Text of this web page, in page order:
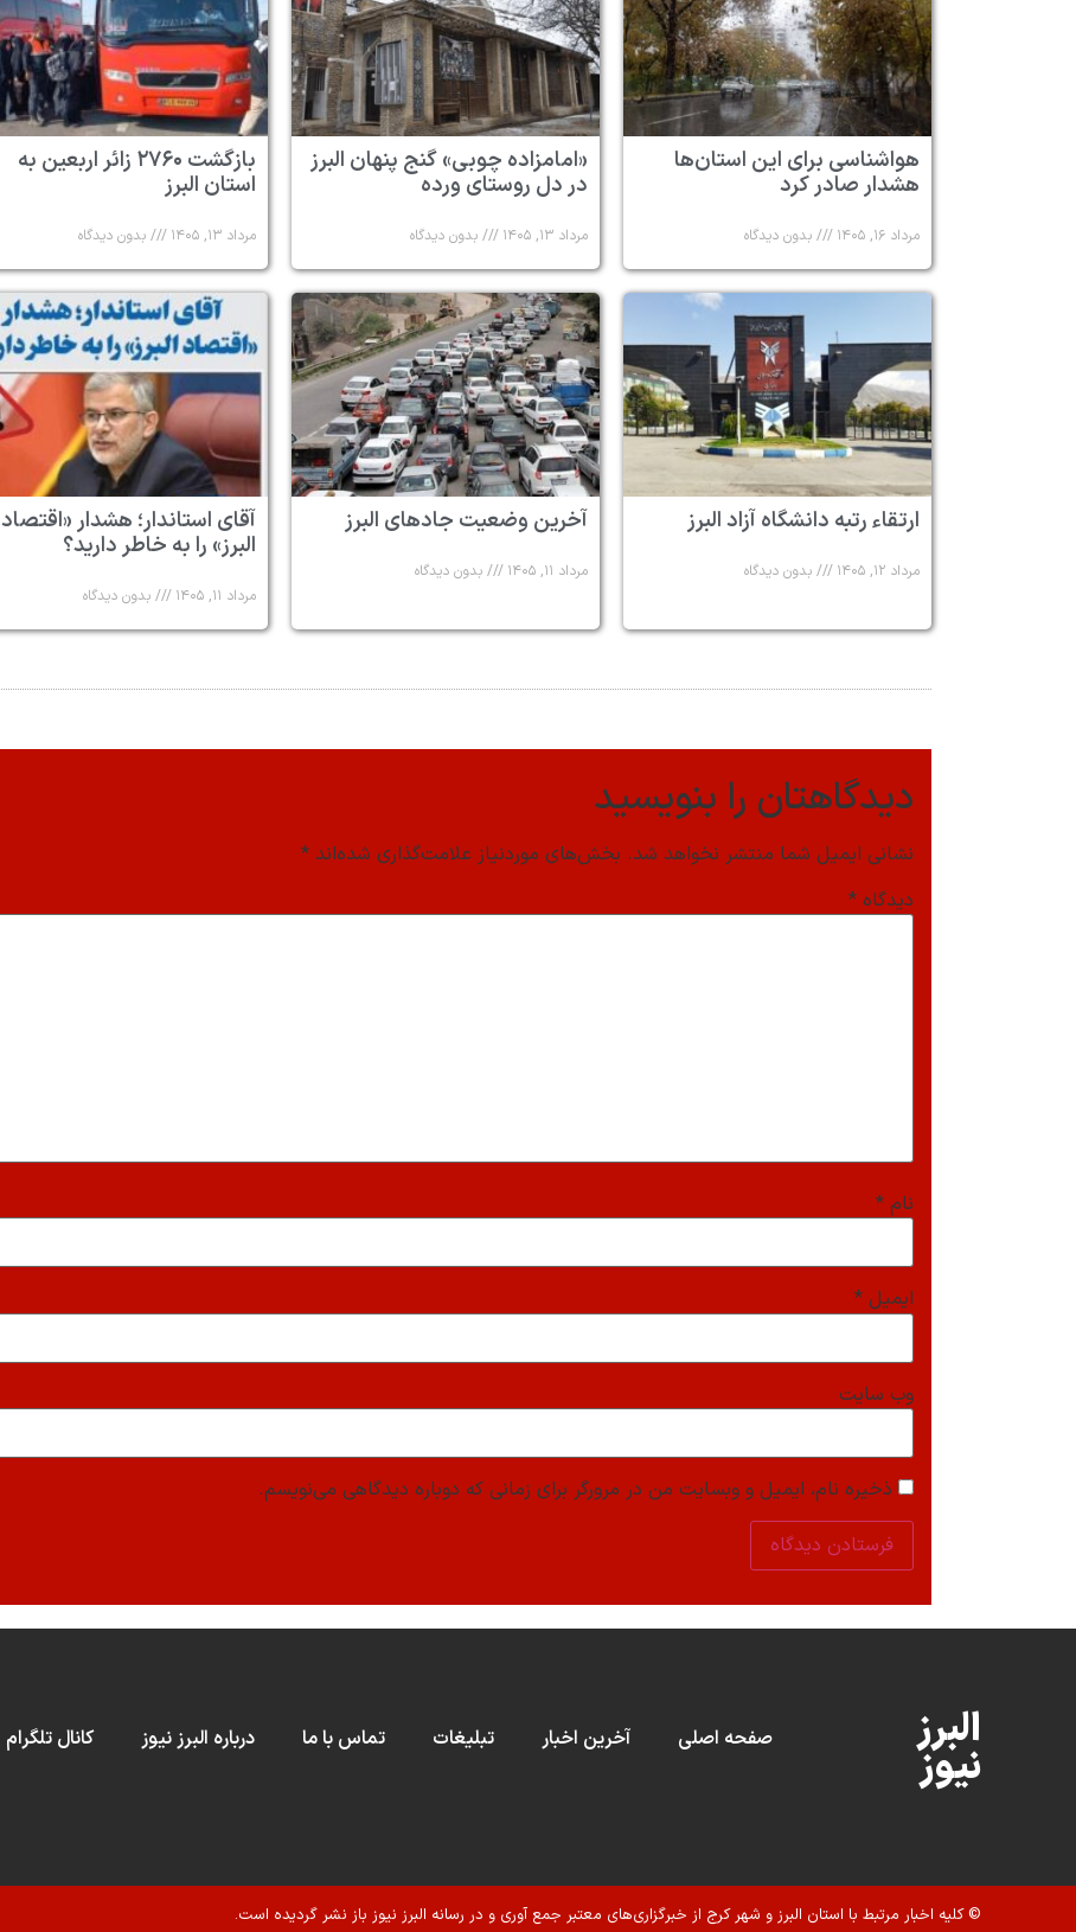
هواشناسی برای این استان‌ها
هشدار صادر کرد
مرداد ۱۶, ۱۴۰۵ بدون دیدگاه
«امامزاده چوبی» گنج پنهان البرز
در دل روستای ورده
مرداد ۱۳, ۱۴۰۵ بدون دیدگاه
بازگشت ۲۷۶۰ زائر اربعین به
استان البرز
مرداد ۱۳, ۱۴۰۵ بدون دیدگاه
ارتقاء رتبه دانشگاه آزاد البرز
مرداد ۱۲, ۱۴۰۵ بدون دیدگاه
آخرین وضعیت جادهای البرز
مرداد ۱۱, ۱۴۰۵ بدون دیدگاه
آقای استاندار؛ هشدار «اقتصاد
البرز» را به خاطر دارید؟
مرداد ۱۱, ۱۴۰۵ بدون دیدگاه
دیدگاهتان را بنویسید
نشانی ایمیل شما منتشر نخواهد شد. بخش‌های موردنیاز علامت‌گذاری شده‌اند *
دیدگاه *
نام *
ایمیل *
وب‌ سایت
ذخیره نام، ایمیل و وبسایت من در مرورگر برای زمانی که دوباره دیدگاهی می‌نویسم.
البرز
نیوز
صفحه اصلی آخرین اخبار تبلیغات تماس با ما درباره البرز نیوز کانال تلگرام
© کلیه اخبار مرتبط با استان البرز و شهر کرج از خبرگزاری‌های معتبر جمع آوری و در رسانه البرز نیوز باز نشر گردیده است.